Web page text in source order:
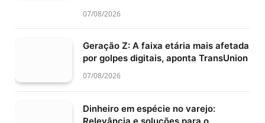
07/08/2026
Geração Z: A faixa etária mais afetada
por golpes digitais, aponta TransUnion
07/08/2026
Dinheiro em espécie no varejo: